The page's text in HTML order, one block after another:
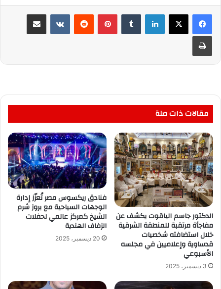
لينكدإن بينتيريست مشاركة عبر البريد
طباعة
مقالات ذات صلة
الدكتور جاسم الياقوت يكشف عن
مفاجأة مرتقبة للمنطقة الشرقية
خلال استضافته شخصيات
قدساوية وإعلاميين في مجلسه
الأسبوعي
3 ديسمبر، 2025
فنادق ريكسوس مصر تُعزّز إدارة
الوجهات السياحية مع بروز شرم
الشيخ كمركز عالمي لحفلات
الزفاف الهندية
20 ديسمبر، 2025